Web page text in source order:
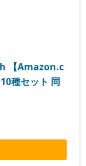
【Amazon.c
種セット 同